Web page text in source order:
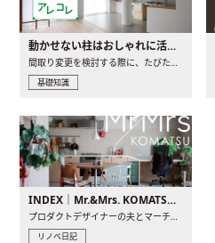
動かせない柱はおしゃれに活用！柱を魅せるリノベーション(リノベ)4選
間取り変更を検討する際に、たびたび皆さんの頭を悩ませる動か..
基礎知識
INDEX｜Mr.&Mrs. KOMATSU renovation diary
プロダクトデザイナーの夫とマーチャンダイザーの妻が、夫婦で..
リノベ日記